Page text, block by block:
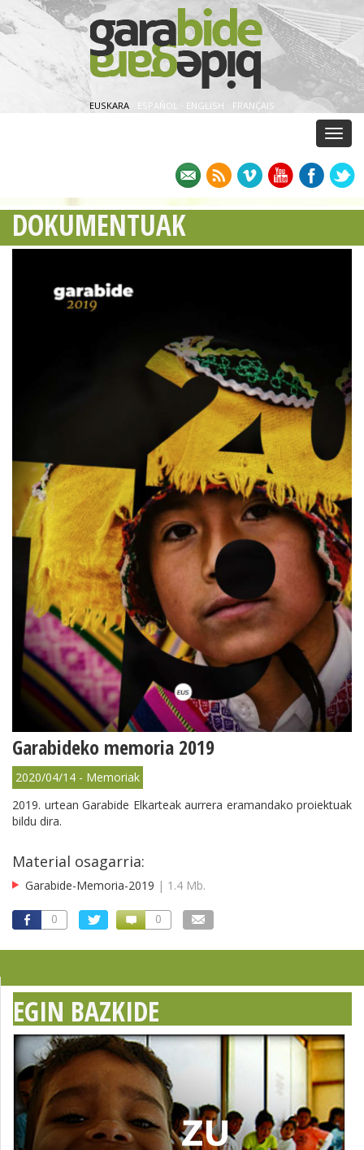
EUSKARA ESPAÑOL · ENGLISH · FRANÇAIS
DOKUMENTUAK
Garabideko memoria 2019
2020/04/14 - Memoriak
2019. urtean Garabide Elkarteak aurrera eramandako proiektuak
bildu dira.
Material osagarria:
Garabide-Memoria-2019 | 1.4 Mb.
0 0
EGIN BAZKIDE